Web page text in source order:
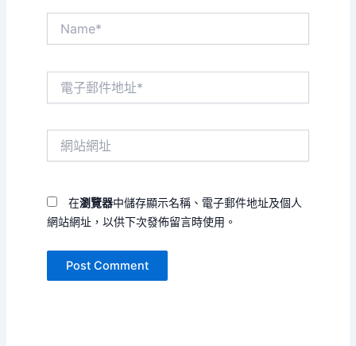
址
在瀏覽器中儲存顯示名稱、電子郵件地址及個人
網站網址，以供下次發佈留言時使用。